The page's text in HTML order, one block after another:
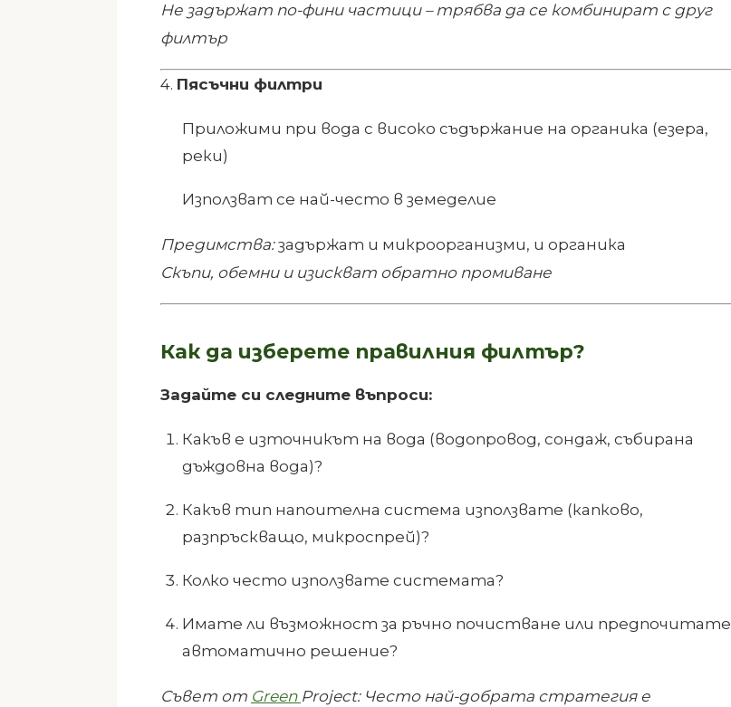
Не задържат по-фини частици – трябва да се комбинират с друг
филтър
4. Пясъчни филтри
Приложими при вода с високо съдържание на органика (езера,
реки)
Използват се най-често в земеделие
Предимства:задържат и микроорганизми, и органика
Скъпи, обемни и изискват обратно промиване
Как да изберете правилния филтър?
Задайте си следните въпроси:
Какъв е източникът на вода (водопровод, сондаж, събирана
дъждовна вода)?
Какъв тип напоителна система използвате (капково,
разпръскващо, микроспрей)?
Колко често използвате системата?
Имате ли възможност за ръчно почистване или предпочитате
автоматично решение?
Съвет от Green Project: Често най-добрата стратегия е